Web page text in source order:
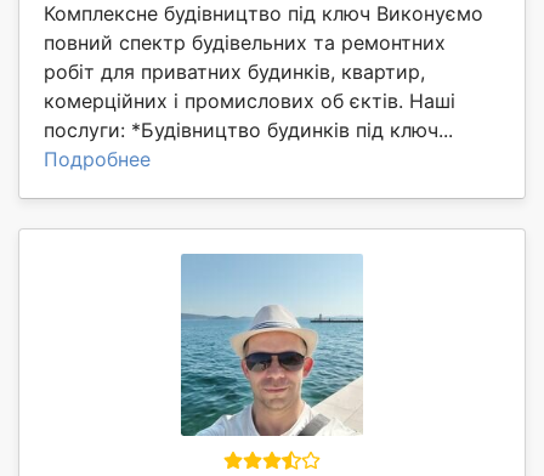
Комплексне будівництво під ключ Виконуємо
повний спектр будівельних та ремонтних
робіт для приватних будинків, квартир,
комерційних і промислових об єктів. Наші
послуги: *Будівництво будинків під ключ...
Подробнее